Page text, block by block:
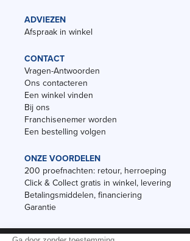
ADVIEZEN
Afspraak in winkel
CONTACT
Vragen-Antwoorden
Ons contacteren
Een winkel vinden
Bij ons
Franchisenemer worden
Een bestelling volgen
ONZE VOORDELEN
200 proefnachten: retour, herroeping
Click & Collect gratis in winkel, levering
Betalingsmiddelen, financiering
Garantie